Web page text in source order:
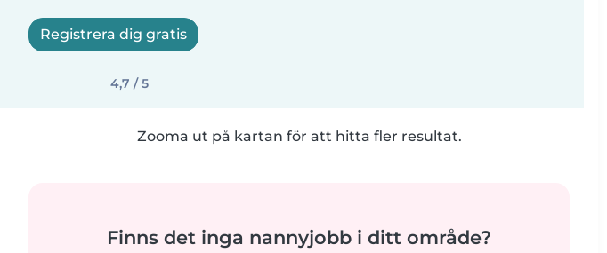
Registrera dig gratis
4,7 / 5
Zooma ut på kartan för att hitta fler resultat.
Finns det inga nannyjobb i ditt område?